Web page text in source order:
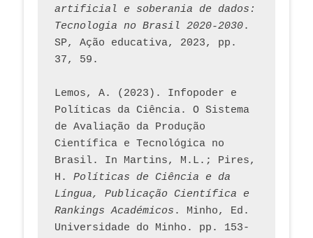
artificial e soberania de dados:
Tecnologia no Brasil 2020-2030.
SP, Ação educativa, 2023, pp.
37, 59.
Lemos, A. (2023). Infopoder e
Políticas da Ciência. O Sistema
de Avaliação da Produção
Científica e Tecnológica no
Brasil. In Martins, M.L.; Pires,
H. Políticas de Ciência e da
Língua, Publicação Científica e
Rankings Académicos . Minho, Ed.
Universidade do Minho. pp. 153-